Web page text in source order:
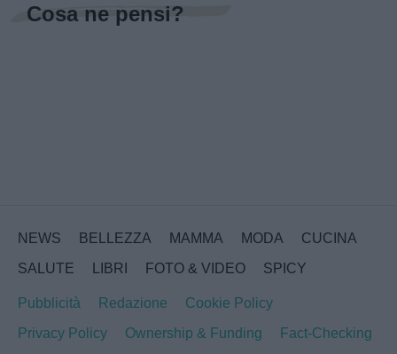
Cosa ne pensi?
NEWS BELLEZZA MAMMA MODA
CUCINA
SALUTE
LIBRI FOTO & VIDEO SPICY
Pubblicità Redazione
Cookie Policy
Privacy Policy
Ownership & Funding Fact-Checking